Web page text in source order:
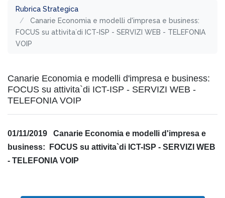
Rubrica Strategica
Canarie Economia e modelli d'impresa e business:
FOCUS su attivita`di ICT-ISP - SERVIZI WEB - TELEFONIA
VOIP
Canarie Economia e modelli d'impresa e business:
FOCUS su attivita`di ICT-ISP - SERVIZI WEB -
TELEFONIA VOIP
01/11/2019 Canarie Economia e modelli d'impresa e
business: FOCUS su attivita`di ICT-ISP - SERVIZI WEB
- TELEFONIA VOIP